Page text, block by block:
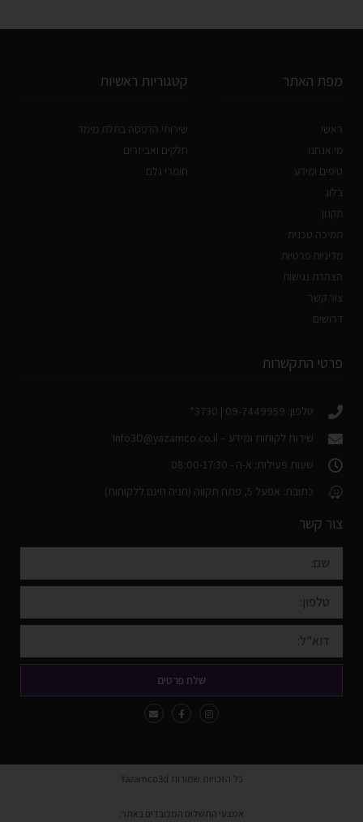
מפת האתר
ראשי
מי אנחנו
טיפים ומידע
בלוג
תקנון
תמיכה טכנית
מדיניות פרטיות
הצהרת נגישות
צור קשר
דרושים
קטגוריות ראשיות
שירותי הדפסה בתלת מימד
חלקים ואביזרים
חומרי גלם
פרטי התקשרות
טלפון: 09-7449959 | 3730*
שירות לקוחות ומידע – Info3D@yazamco.co.il
שעות פעילות: א-ה - 08:00-17:30
כתובת: אפעל 5, פתח תקווה (חניה חינם ללקוחות)
צור קשר
שלח פרטים
כל הזכויות שמורות Yazamco3d
אמצעי התשלום המכובדים באתר: